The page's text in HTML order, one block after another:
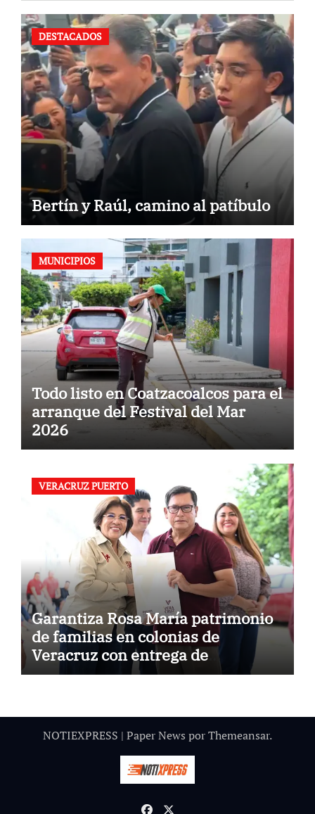
DESTACADOS
Bertín y Raúl, camino al patíbulo
MUNICIPIOS
Todo listo en Coatzacoalcos para el
arranque del Festival del Mar
2026
VERACRUZ PUERTO
Garantiza Rosa María patrimonio
de familias en colonias de
Veracruz con entrega de
escrituras
NOTIEXPRESS | Paper News porThemeansar.